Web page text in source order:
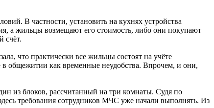
В частности, установить на кухнях устройства
а жильцы возмещают его стоимость, либо они покупают
счёт.
что практически все жильцы состоят на учёте
общежитии как временные неудобства. Впрочем, и они,
из блоков, рассчитанный на три комнаты. Судя по
требования сотрудников МЧС уже начали выполнять. Из